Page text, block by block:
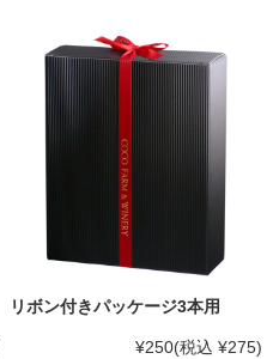
リボン付きパッケージ3本用
¥250(税込 ¥275)